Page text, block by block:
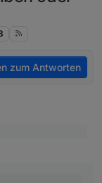
zum Antworten